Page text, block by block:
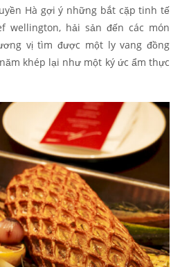
Hà gợi ý những bắt cặp tinh tế
wellington, hải sản đến các món
vị tìm được một ly vang đồng
khép lại như một ký ức ẩm thực